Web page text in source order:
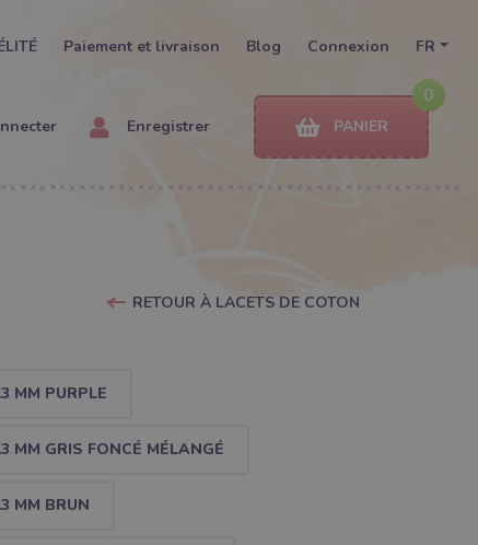
Paiement et livraison Blog Connexion FR
Enregistrer
0
PANIER
RETOUR À LACETS DE COTON
MM PURPLE
MM GRIS FONCÉ MÉLANGÉ
MM BRUN